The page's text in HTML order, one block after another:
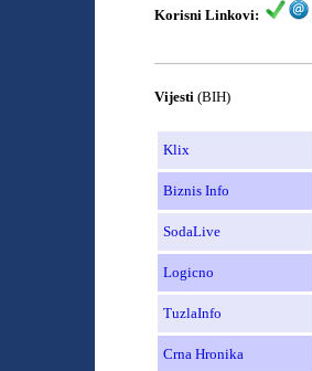
Korisni Linkovi:
Vijesti (BIH)
Klix
Biznis Info
SodaLive
Logicno
TuzlaInfo
Crna Hronika